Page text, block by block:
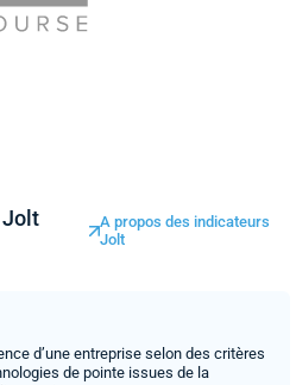
Jolt
A propos des indicateurs
Jolt
d’une entreprise selon des critères
de pointe issues de la